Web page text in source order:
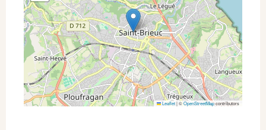
Leaflet|©OpenStreetMapcontributors